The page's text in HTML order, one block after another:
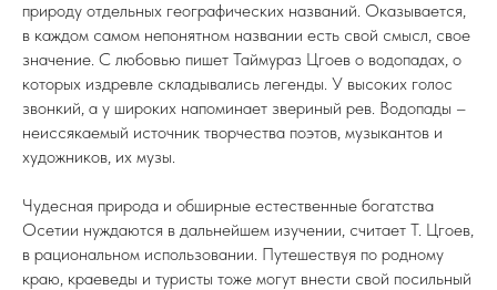
природу отдельных географических названий. Оказывается,
в каждом самом непонятном названии есть свой смысл, свое
значение. С любовью пишет Таймураз Цгоев о водопадах, о
которых издревле складывались легенды. У высоких голос
звонкий, а у широких напоминает звериный рев. Водопады –
неиссякаемый источник творчества поэтов, музыкантов и
художников, их музы.
Чудесная природа и обширные естественные богатства
Осетии нуждаются в дальнейшем изучении, считает Т. Цгоев,
в рациональном использовании. Путешествуя по родному
краю, краеведы и туристы тоже могут внести свой посильный